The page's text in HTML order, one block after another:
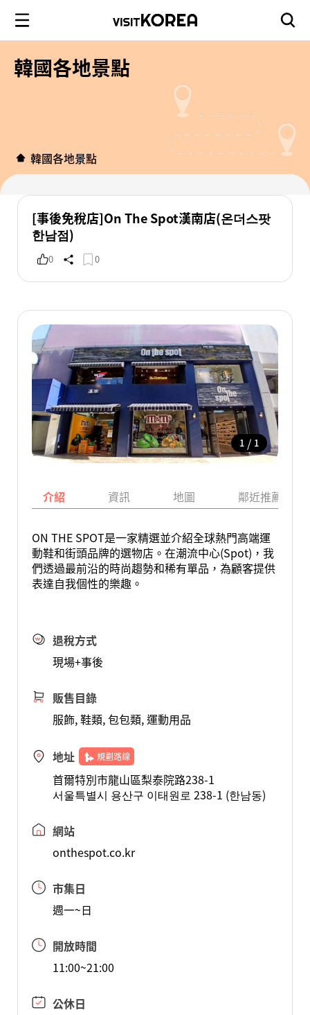
韓國各地景點
韓國各地景點
[事後免稅店]On The Spot漢南店(온더스팟
한남점)
0 0
1 / 1
介紹 資訊 地圖 鄰近推薦景點
ON THE SPOT是一家精選並介紹全球熱門高端運
動鞋和街頭品牌的選物店。在潮流中心(Spot)，我
們透過最前沿的時尚趨勢和稀有單品，為顧客提供
表達自我個性的樂趣。
退稅方式
現場+事後
販售目錄
服飾, 鞋類, 包包類, 運動用品
地址 規劃路線
首爾特別市龍山區梨泰院路238-1
서울특별시 용산구 이태원로 238-1 (한남동)
網站
onthespot.co.kr
市集日
週一~日
開放時間
11:00~21:00
公休日